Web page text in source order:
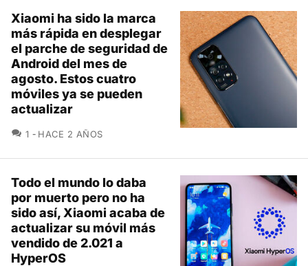
Xiaomi ha sido la marca
más rápida en desplegar
el parche de seguridad de
Android del mes de
agosto. Estos cuatro
móviles ya se pueden
actualizar
1 COMENTARIOS
HACE 2 AÑOS
Todo el mundo lo daba
por muerto pero no ha
sido así, Xiaomi acaba de
actualizar su móvil más
vendido de 2.021 a
HyperOS